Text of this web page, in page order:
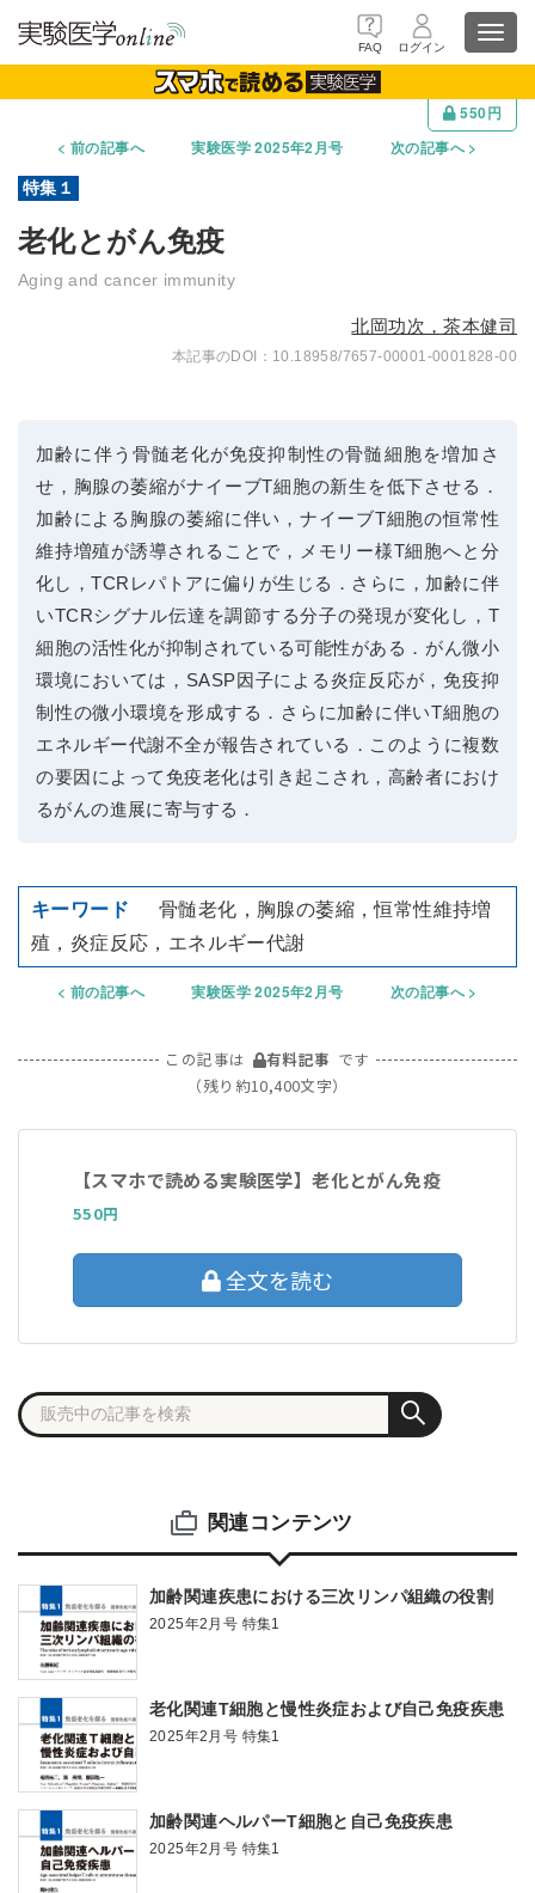
FAQ ログイン
550円
前の記事へ
実験医学 2025年2月号 次の記事へ
老化とがん免疫
Aging and cancer immunity
北岡功次，茶本健司
10.18958/7657-00001-0001828-00
加齢に伴う骨髄老化が免疫抑制性の骨髄細胞を増加さ
せ，胸腺の萎縮がナイーブT細胞の新生を低下させる．
加齢による胸腺の萎縮に伴い，ナイーブT細胞の恒常性
維持増殖が誘導されることで，メモリー様T細胞へと分
化し，TCRレパトアに偏りが生じる．さらに，加齢に伴
いTCRシグナル伝達を調節する分子の発現が変化し，T
細胞の活性化が抑制されている可能性がある．がん微小
環境においては，SASP因子による炎症反応が，免疫抑
制性の微小環境を形成する．さらに加齢に伴いT細胞の
エネルギー代謝不全が報告されている．このように複数
の要因によって免疫老化は引き起こされ，高齢者におけ
るがんの進展に寄与する．
骨髄老化，胸腺の萎縮，恒常性維持増
殖，炎症反応，エネルギー代謝
前の記事へ 実験医学 2025年2月号 次の記事へ
この記事は 有料記事 です
（残り約10,400文字）
【スマホで読める実験医学】老化とがん免疫
550円
全文を読む
関連コンテンツ
加齢関連疾患における三次リンパ組織の役割
2025年2月号 特集1
老化関連T細胞と慢性炎症および自己免疫疾患
2025年2月号 特集1
加齢関連ヘルパーT細胞と自己免疫疾患
2025年2月号 特集1